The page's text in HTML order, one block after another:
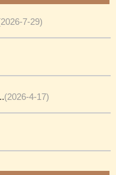
7-29)
(2026-4-17)